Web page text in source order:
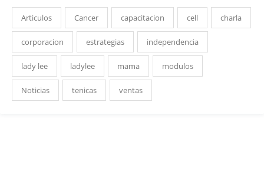
Articulos Cancer capacitacion cell charla
corporacion estrategias independencia
lady lee ladylee mama modulos
Noticias tenicas ventas